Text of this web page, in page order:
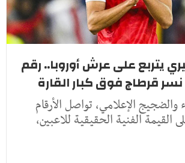
يتربع على عرش أوروبا.. رقم
قرطاج فوق كبار القارة
الإعلامي، تواصل الأرقام
القيمة الفنية الحقيقية للاعبين،